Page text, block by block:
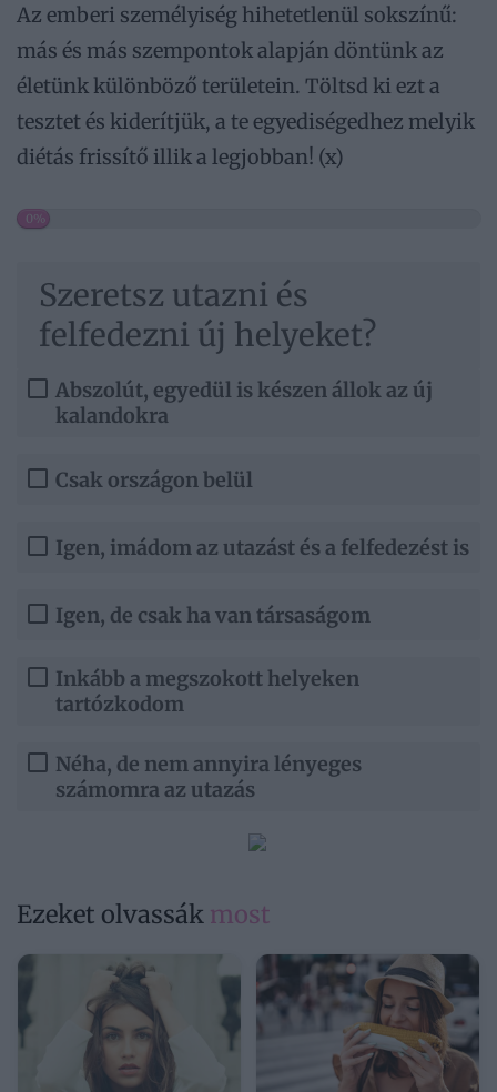
Az emberi személyiség hihetetlenül sokszínű:
más és más szempontok alapján döntünk az
életünk különböző területein. Töltsd ki ezt a
tesztet és kiderítjük, a te egyediségedhez melyik
diétás frissítő illik a legjobban! (x)
0%
Szeretsz utazni és
felfedezni új helyeket?
Abszolút, egyedül is készen állok az új
kalandokra
Csak országon belül
Igen, imádom az utazást és a felfedezést is
Igen, de csak ha van társaságom
Inkább a megszokott helyeken
tartózkodom
Néha, de nem annyira lényeges
számomra az utazás
Ezeket olvassák most